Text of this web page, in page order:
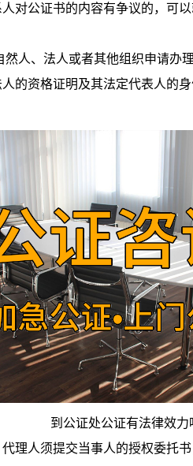
公证书的内容有争议的，可以
、法人或者其他组织申请办理
资格证明及其法定代表人的身
到公证处公证有法律效力
人须提交当事人的授权委托书